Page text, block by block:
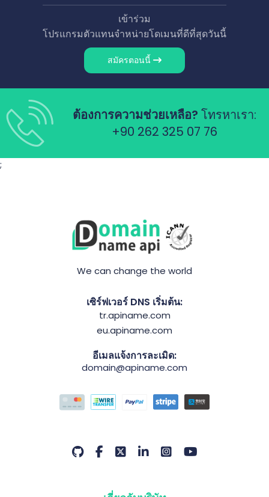
เข้าร่วม
โปรแกรมตัวแทนจำหน่ายโดเมนที่ดีที่สุดวันนี้
สมัครตอนนี้
ต้องการความช่วยเหลือ? โทรหาเรา:
+90 262 325 07 76
;
We can change the world
เซิร์ฟเวอร์ DNS เริ่มต้น:
tr.apiname.com
eu.apiname.com
อีเมลแจ้งการละเมิด:
domain@apiname.com